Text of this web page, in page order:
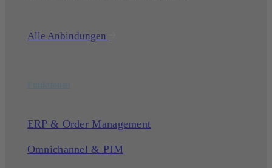
Alle Anbindungen
ERP & Order Management
Omnichannel & PIM